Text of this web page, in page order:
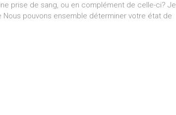
prise de sang, ou en complément de celle-ci? Je
pouvons ensemble déterminer votre état de